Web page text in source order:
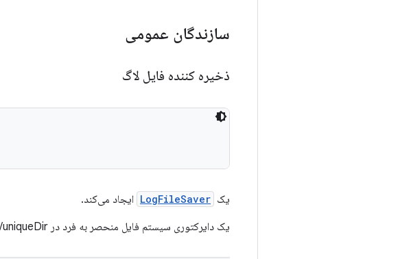
سازندگان عمومی
ذخیره کننده فایل لاگ
یک LogFileSaver ایجاد می‌کند.
یک دایرکتوری سیستم فایل منحصر به فرد در rootDir/branch/build_id/uniqueDir بسازید.